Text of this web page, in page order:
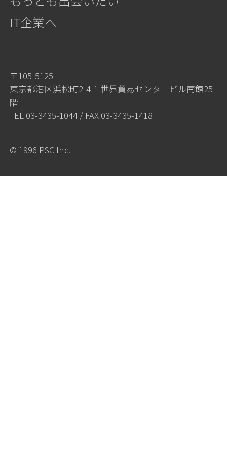
IT企業へ
〒105-5125
東京都港区浜松町2-4-1 世界貿易センタービル南館25
階
TEL 03-3435-1044 / FAX 03-3435-1418
© 1996 PSC Inc.